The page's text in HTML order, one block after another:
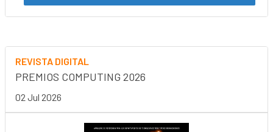
REVISTA DIGITAL
PREMIOS COMPUTING 2026
02 Jul 2026